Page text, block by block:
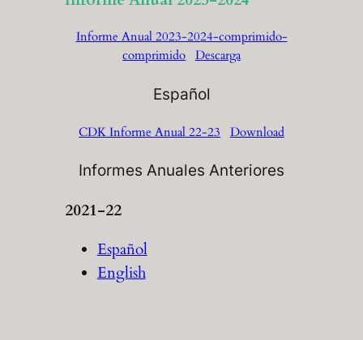
Informe Anual 2023-2024-comprimido-
comprimido Descarga
Español
CDK Informe Anual 22-23 Download
Informes Anuales Anteriores
2021-22
Español
English